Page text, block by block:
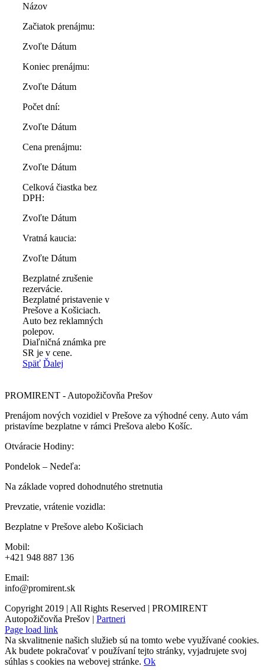
Názov
Začiatok prenájmu:
Zvoľte Dátum
Koniec prenájmu:
Zvoľte Dátum
Počet dní:
Zvoľte Dátum
Cena prenájmu:
Zvoľte Dátum
Celková čiastka bez
DPH:
Zvoľte Dátum
Vratná kaucia:
Zvoľte Dátum
Bezplatné zrušenie
rezervácie.
Bezplatné pristavenie v
Prešove a Košiciach.
Auto bez reklamných
polepov.
Diaľničná známka pre
SR je v cene.
Späť Ďalej
PROMIRENT - Autopožičovňa Prešov
Prenájom nových vozidiel v Prešove za výhodné ceny. Auto vám
pristavíme bezplatne v rámci Prešova alebo Košíc.
Otváracie Hodiny:
Pondelok – Nedeľa:
Na základe vopred dohodnutého stretnutia
Prevzatie, vrátenie vozidla:
Bezplatne v Prešove alebo Košiciach
Mobil:
+421 948 887 136
Email:
info@promirent.sk
Copyright 2019 | All Rights Reserved | PROMIRENT
Autopožičovňa Prešov | Partneri
Page load link
Na skvalitnenie našich služieb sú na tomto webe využívané cookies.
Ak budete pokračovať v používaní tejto stránky, vyjadrujete svoj
súhlas s cookies na webovej stránke. Ok